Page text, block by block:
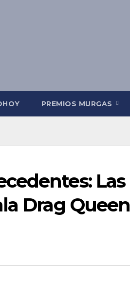
PREMIOS MURGAS
Las
Drag Queen